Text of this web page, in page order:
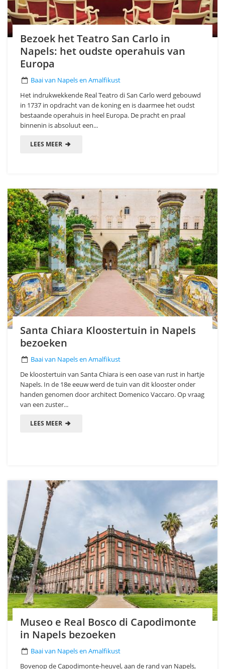
Bezoek het Teatro San Carlo in
Napels: het oudste operahuis van
Europa
Baai van Napels en Amalfikust
Het indrukwekkende Real Teatro di San Carlo werd gebouwd
in 1737 in opdracht van de koning en is daarmee het oudst
bestaande operahuis in heel Europa. De pracht en praal
binnenin is absoluut een...
LEES MEER
Santa Chiara Kloostertuin in Napels
bezoeken
Baai van Napels en Amalfikust
De kloostertuin van Santa Chiara is een oase van rust in hartje
Napels. In de 18e eeuw werd de tuin van dit klooster onder
handen genomen door architect Domenico Vaccaro. Op vraag
van een zuster...
LEES MEER
Museo e Real Bosco di Capodimonte
in Napels bezoeken
Baai van Napels en Amalfikust
Bovenop de Capodimonte-heuvel, aan de rand van Napels,